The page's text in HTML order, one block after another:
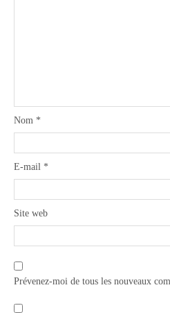
Nom *
E-mail *
Site web
Prévenez-moi de tous les nouveaux